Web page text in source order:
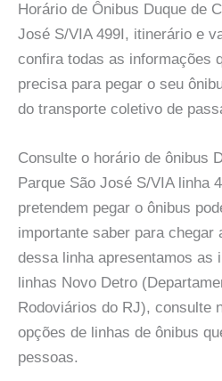
Horário de Ônibus Duque de
José S/VIA 499I, itinerário e
confira todas as informações
precisa para pegar o seu
do transporte coletivo de
Consulte o horário de ônibus
Parque São José S/VIA linha
pretendem pegar o ônibus
importante saber para chegar
dessa linha apresentamos as
linhas Novo Detro
Rodoviários do RJ), consulte
opções de linhas de ônibus
pessoas.